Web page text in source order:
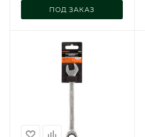
ПОД ЗАКАЗ